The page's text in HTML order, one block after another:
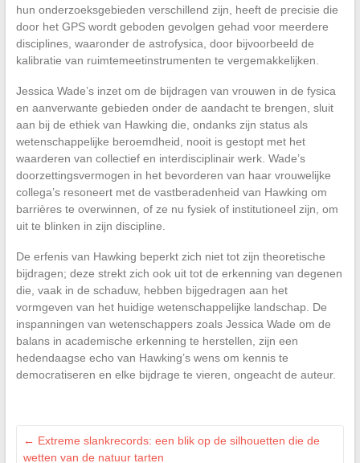
hun onderzoeksgebieden verschillend zijn, heeft de precisie die
door het GPS wordt geboden gevolgen gehad voor meerdere
disciplines, waaronder de astrofysica, door bijvoorbeeld de
kalibratie van ruimtemeetinstrumenten te vergemakkelijken.
Jessica Wade’s inzet om de bijdragen van vrouwen in de fysica
en aanverwante gebieden onder de aandacht te brengen, sluit
aan bij de ethiek van Hawking die, ondanks zijn status als
wetenschappelijke beroemdheid, nooit is gestopt met het
waarderen van collectief en interdisciplinair werk. Wade’s
doorzettingsvermogen in het bevorderen van haar vrouwelijke
collega’s resoneert met de vastberadenheid van Hawking om
barrières te overwinnen, of ze nu fysiek of institutioneel zijn, om
uit te blinken in zijn discipline.
De erfenis van Hawking beperkt zich niet tot zijn theoretische
bijdragen; deze strekt zich ook uit tot de erkenning van degenen
die, vaak in de schaduw, hebben bijgedragen aan het
vormgeven van het huidige wetenschappelijke landschap. De
inspanningen van wetenschappers zoals Jessica Wade om de
balans in academische erkenning te herstellen, zijn een
hedendaagse echo van Hawking’s wens om kennis te
democratiseren en elke bijdrage te vieren, ongeacht de auteur.
← Extreme slankrecords: een blik op de silhouetten die de
wetten van de natuur tarten